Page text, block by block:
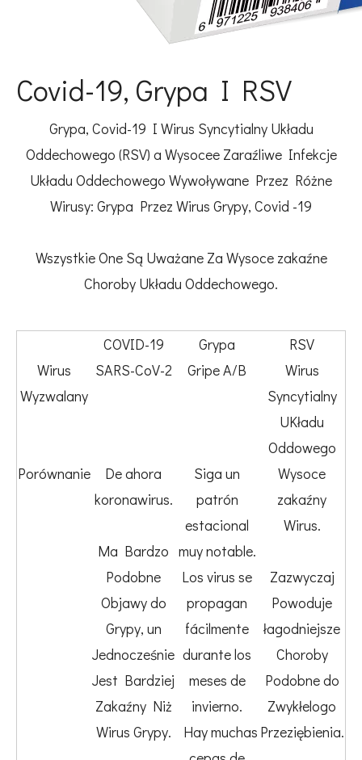
Covid-19, Grypa I RSV
Grypa, Covid-19 I Wirus Syncytialny Układu
Oddechowego (RSV) a Wysocee Zaraźliwe Infekcje
Układu Oddechowego Wywoływane Przez Różne
Wirusy: Grypa Przez Wirus Grypy, Covid -19
Wszystkie One Są Uważane Za Wysoce zakaźne
Choroby Układu Oddechowego.
COVID-19 Grypa
RSV
Wirus
Wyzwalany
SARS-CoV-2 Gripe A/B
Wirus
Syncytialny
UKładu
Oddowego
Porównanie
De ahora
koronawirus.
Ma Bardzo
Podobne
Objawy do
Grypy, un
Jednocześnie
Jest Bardziej
Zakaźny Niż
Wirus Grypy.
Siga un
patrón
estacional
muy notable.
Los virus se
propagan
fácilmente
durante los
meses de
invierno.
Hay muchas
Wysoce
zakaźny
Wirus.
Zazwyczaj
Powoduje
łagodniejsze
Choroby
Podobne do
Zwykłelogo
Przeziębienia.